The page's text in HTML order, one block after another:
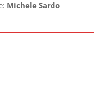
Michele Sardo